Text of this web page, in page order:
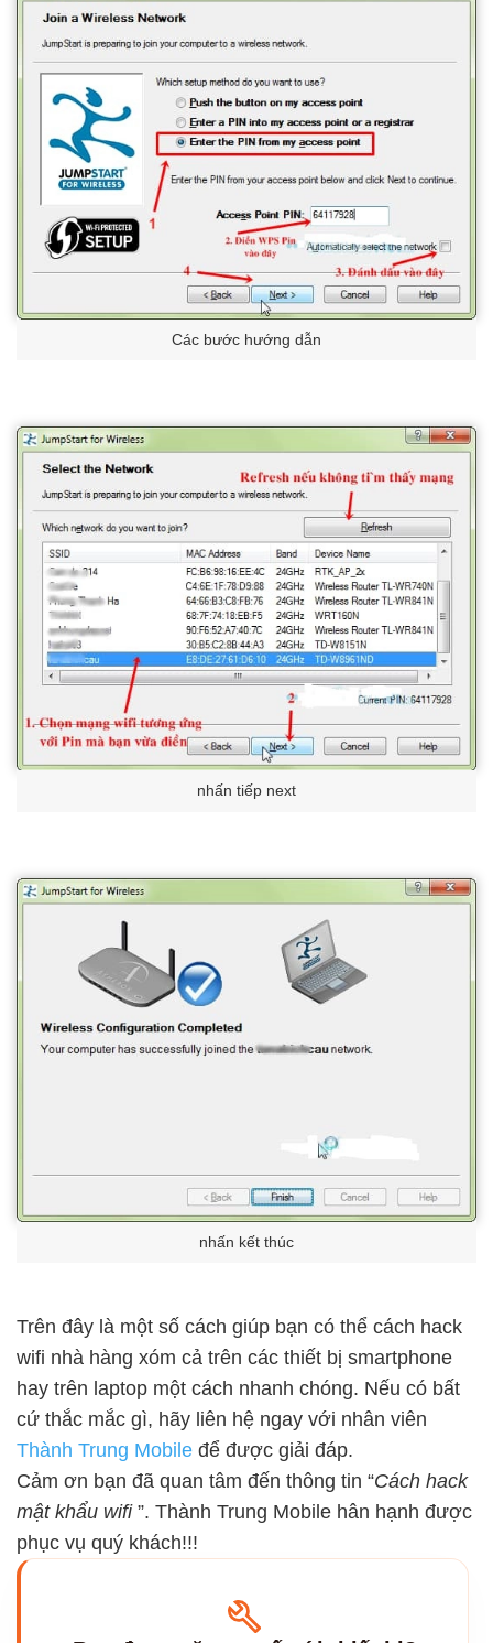
Các bước hướng dẫn
nhấn tiếp next
nhấn kết thúc
Trên đây là một số cách giúp bạn có thể cách hack
wifi nhà hàng xóm cả trên các thiết bị smartphone
hay trên laptop một cách nhanh chóng. Nếu có bất
cứ thắc mắc gì, hãy liên hệ ngay với nhân viên
Thành Trung Mobile để được giải đáp.
Cảm ơn bạn đã quan tâm đến thông tin “Cách hack
mật khẩu wifi”. Thành Trung Mobile hân hạnh được
phục vụ quý khách!!!